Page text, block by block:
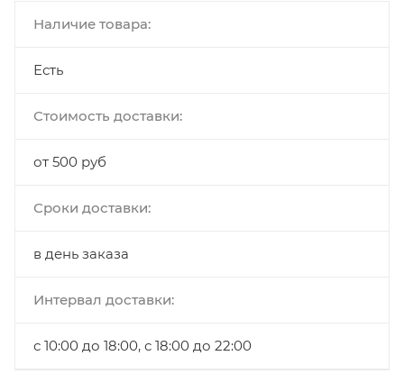
Наличие товара:
Есть
Стоимость доставки:
от 500 руб
Сроки доставки:
в день заказа
Интервал доставки:
с 10:00 до 18:00, с 18:00 до 22:00